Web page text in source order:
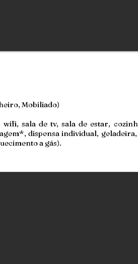
Mobiliado)
wifi, sala de tv, sala de estar,
dispensa individual,
a gás).